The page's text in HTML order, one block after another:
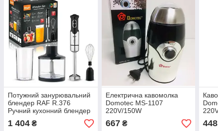
Потужний занурювальний
блендер RAF R.376
Ручний кухонний блендер
міксер подрібнювач 800
Вт 1 л
1 404 ₴
Електрична кавомолка
Domotec MS-1107
220V/150W
667₴ 448